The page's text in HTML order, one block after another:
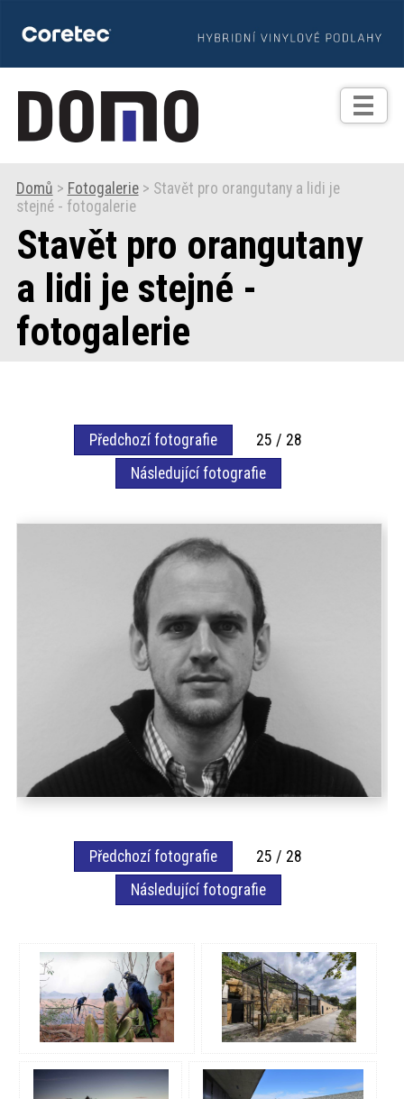
TIPY
Zprávy
Praxe
Fotogalerie
Produkty
Domů > Fotogalerie> Stavět pro orangutany a lidi je
stejné - fotogalerie
Stavět pro orangutany
a lidi je stejné -
fotogalerie
Předchozí fotografie
25 / 28
Následující fotografie
Předchozí fotografie
25 / 28
Následující fotografie